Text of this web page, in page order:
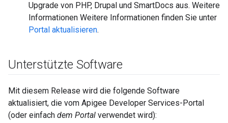
Upgrade von PHP, Drupal und SmartDocs aus. Weitere
Informationen Weitere Informationen finden Sie unter
Portal aktualisieren.
Unterstützte Software
Mit diesem Release wird die folgende Software
aktualisiert, die vom Apigee Developer Services-Portal
(oder einfach dem Portal verwendet wird):